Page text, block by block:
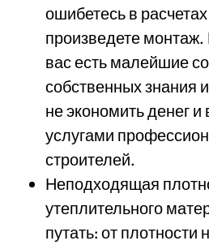
ошибетесь в
произведете
вас есть малейшие
собственных знания
не экономить денег и
услугами
строителей.
Неподходящая
утеплительного
путать: от плотности